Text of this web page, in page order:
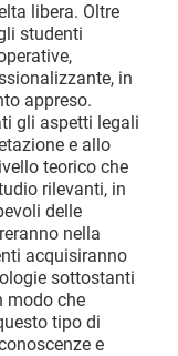
libera. Oltre
studenti
in
appreso.
gli aspetti legali
e allo
teorico che
rilevanti, in
delle
nella
acquisiranno
sottostanti
modo che
tipo di
e